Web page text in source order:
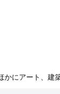
にアート、建